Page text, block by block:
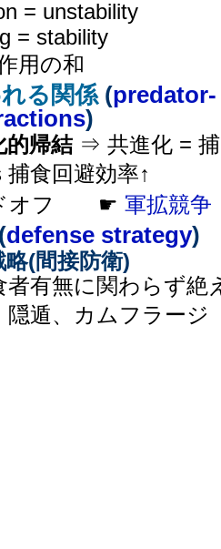
= unstability
= stability
用の和
る関係 (predator-
)
的帰結 ⇒ 共進化 = 捕
捕食回避効率↑
ドオフ ☛ 軍拡競争
defense strategy)
(間接防衛)
者有無に関わらず絶
隠遁、カムフラージ